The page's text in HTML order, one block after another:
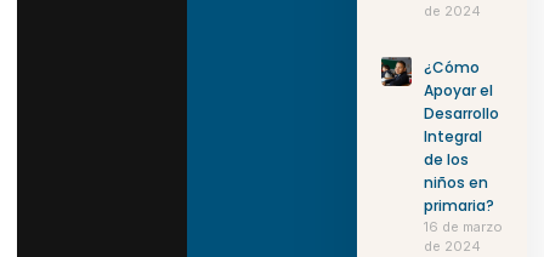
de 2024
¿Cómo
Apoyar el
Desarrollo
Integral
de los
niños en
primaria?
16 de marzo
de 2024